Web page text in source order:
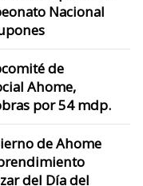
Nacional
de
Ahome,
por 54 mdp.
de Ahome
del Día del